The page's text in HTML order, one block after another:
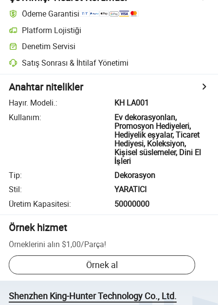
Ödeme Garantisi
Platform Lojistiği
Denetim Servisi
Satış Sonrası & İhtilaf Yönetimi
Anahtar nitelikler
Hayır. Modeli.:
KH LA001
Kullanım:
Ev dekorasyonları,
Promosyon Hediyeleri,
Hediyelik eşyalar, Ticaret
Hediyesi, Koleksiyon,
Kişisel süslemeler, Dini El
İşleri
Tip:
Dekorasyon
Stil:
YARATICI
Üretim Kapasitesi: 50000000
Örnek hizmet
Örneklerini alın $1,00/Parça!
Örnek al
Shenzhen King-Hunter Technology Co., Ltd.